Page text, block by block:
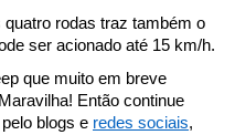
rodas traz também o
ser acionado até 15 km/h.
que muito em breve
Então continue
blogs e redes sociais,